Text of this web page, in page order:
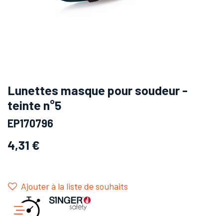
Lunettes masque pour soudeur -
teinte n°5
EP170796
4,31 €
Ajouter à la liste de souhaits